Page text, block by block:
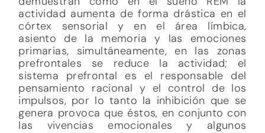
actividad aumenta de forma drástica en el
córtex sensorial y en el área límbica,
asiento de la memoria y las emociones
primarias, simultáneamente, en las zonas
prefrontales se reduce la actividad; el
sistema prefrontal es el responsable del
pensamiento racional y el control de los
impulsos, por lo tanto la inhibición que se
genera provoca que éstos, en conjunto con
las vivencias emocionales y algunos